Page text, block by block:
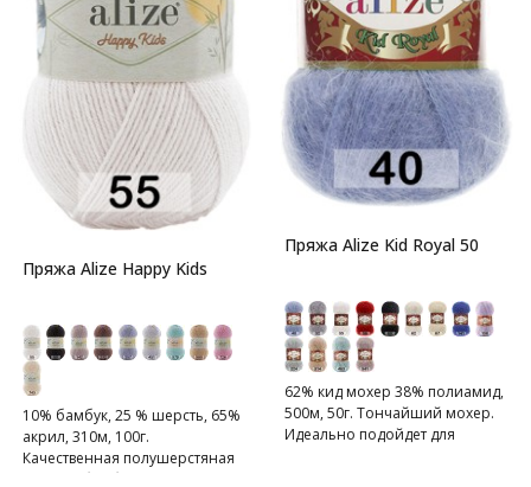
Пряжа Alize Happy Kids
10% бамбук, 25 % шерсть, 65%
акрил, 310м, 100г.
Качественная полушерстяная
пряжа с бамбуком для
Пряжа Alize Kid Royal 50
62% кид мохер 38% полиамид,
500м, 50г. Тончайший мохер.
Идеально подойдет для